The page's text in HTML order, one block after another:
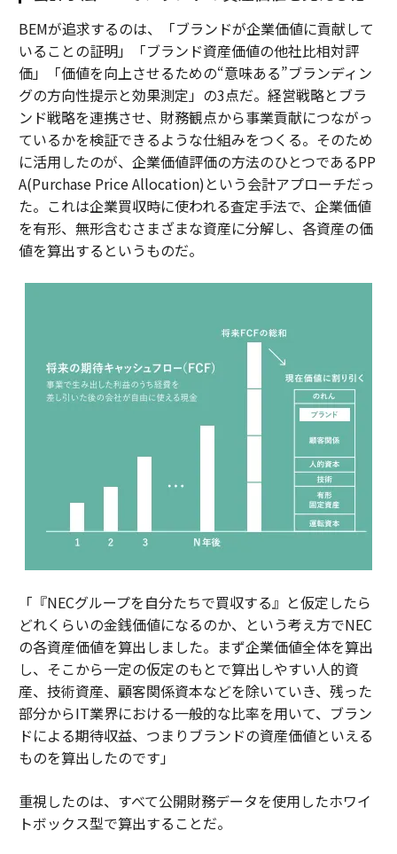
BEMが追求するのは、「ブランドが企業価値に貢献して
いることの証明」「ブランド資産価値の他社比相対評
価」「価値を向上させるための“意味ある”ブランディン
グの方向性提示と効果測定」の3点だ。経営戦略とブラ
ンド戦略を連携させ、財務観点から事業貢献につながっ
ているかを検証できるような仕組みをつくる。そのため
に活用したのが、企業価値評価の方法のひとつであるPP
A(Purchase Price Allocation)という会計アプローチだっ
た。これは企業買収時に使われる査定手法で、企業価値
を有形、無形含むさまざまな資産に分解し、各資産の価
値を算出するというものだ。
「『NECグループを自分たちで買収する』と仮定したら
どれくらいの金銭価値になるのか、という考え方でNEC
の各資産価値を算出しました。まず企業価値全体を算出
し、そこから一定の仮定のもとで算出しやすい人的資
産、技術資産、顧客関係資本などを除いていき、残った
部分からIT業界における一般的な比率を用いて、ブラン
ドによる期待収益、つまりブランドの資産価値といえる
ものを算出したのです」
重視したのは、すべて公開財務データを使用したホワイ
トボックス型で算出することだ。